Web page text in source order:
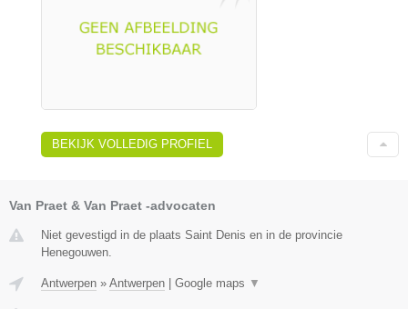
BEKIJK VOLLEDIG PROFIEL
Van Praet & Van Praet -advocaten
Niet gevestigd in de plaats Saint Denis en in de provincie
Henegouwen.
Antwerpen » Antwerpen Google maps ▼